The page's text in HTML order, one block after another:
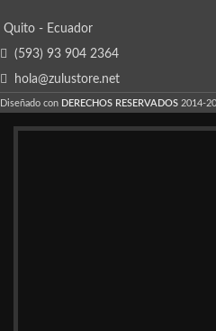
Quito - Ecuador
(593) 93 904 2364
hola@zulustore.net
Diseñado con DERECHOS RESERVADOS 2014-